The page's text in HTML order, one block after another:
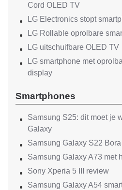
Cord OLED TV
LG Electronics stopt
LG Rollable oprolbare
LG uitschuifbare OLED TV
LG smartphone met
display
Smartphones
Samsung S25: dit moet je
Galaxy
Samsung Galaxy S22
Samsung Galaxy A73 met
Sony Xperia 5 III review
Samsung Galaxy A54